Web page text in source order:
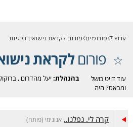
ערוץ 7 פורומים פורום לקראת נישואין וזוגיות
פורוםלקראת
בהנהלת: יעל מהדרום ,
עוד דייט כושל
ומבאס? היה
טוב? זה המקום.קרה לי. נפלנו.. אנונימי (פותח)